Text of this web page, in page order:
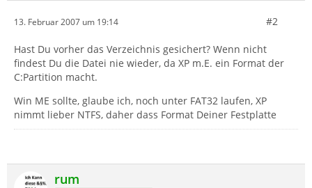
13. Februar 2007 um 19:14 #2
Hast Du vorher das Verzeichnis gesichert? Wenn nicht
findest Du die Datei nie wieder, da XP m.E. ein Format der
C:Partition macht.
Win ME sollte, glaube ich, noch unter FAT32 laufen, XP
nimmt lieber NTFS, daher dass Format Deiner Festplatte
rum